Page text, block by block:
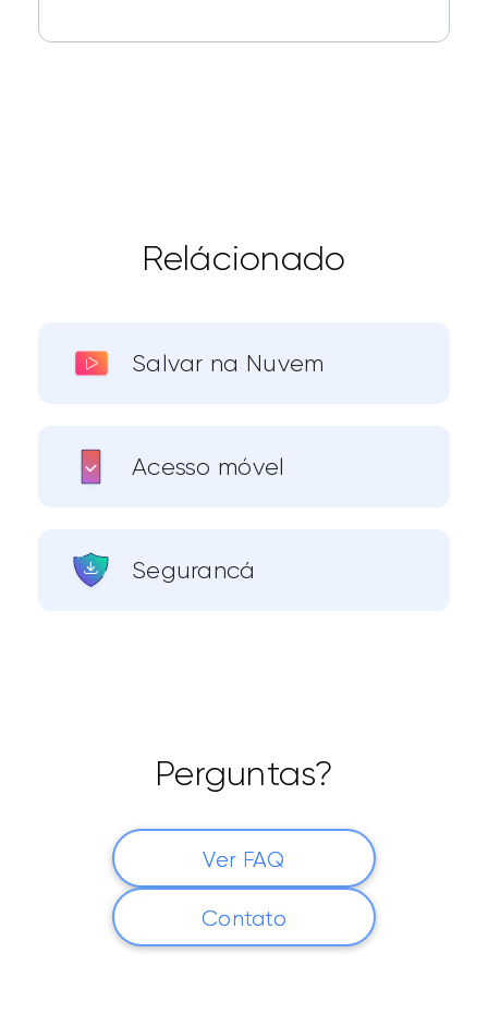
Relácionado
Salvar na Nuvem
Acesso móvel
Segurancá
Perguntas?
Ver FAQ
Contato